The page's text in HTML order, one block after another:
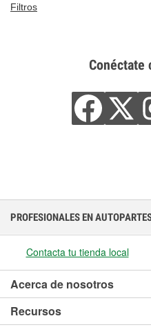
Filtros
Conéctate
PROFESIONALES EN
Contacta tu tienda local
Acerca de nosotros
Recursos